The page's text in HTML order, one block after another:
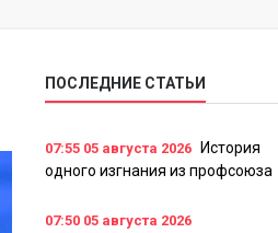
ПОСЛЕДНИЕ СТАТЬИ
07:55 05 августа 2026
История
одного изгнания из профсоюза
07:50 05 августа 2026